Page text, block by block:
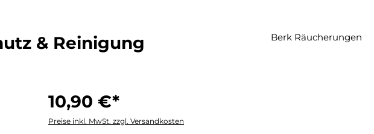
& Reinigung Berk Räucherungen
10,90 €*
Preise inkl. MwSt. zzgl. Versandkosten